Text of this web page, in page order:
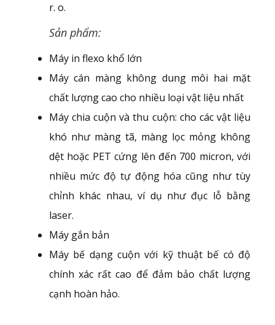
r. o.
Sản phẩm:
Máy in flexo khổ lớn
Máy cán màng không dung môi hai mặt
chất lượng cao cho nhiều loại vật liệu nhất
Máy chia cuộn và thu cuộn: cho các vật liệu
khó như màng tã, màng lọc mỏng không
dệt hoặc PET cứng lên đến 700 micron, với
nhiều mức độ tự động hóa cũng như tùy
chỉnh khác nhau, ví dụ như đục lỗ bằng
laser.
Máy gắn bản
Máy bế dạng cuộn với kỹ thuật bế có độ
chính xác rất cao để đảm bảo chất lượng
cạnh hoàn hảo.